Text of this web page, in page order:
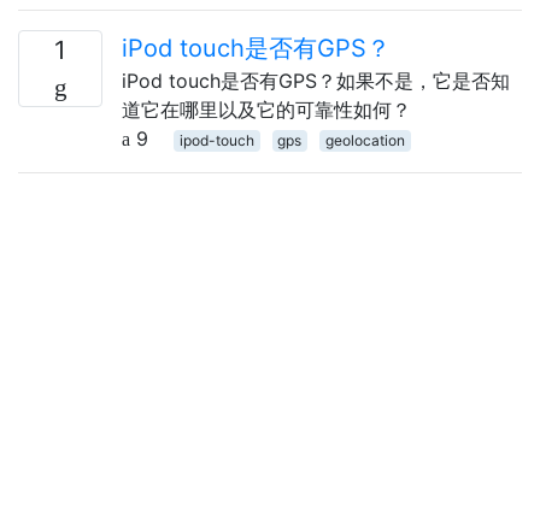
1 iPod touch是否有GPS？
iPod touch是否有GPS？如果不是，它是否知
道它在哪里以及它的可靠性如何？
9
ipod-touch gps geolocation